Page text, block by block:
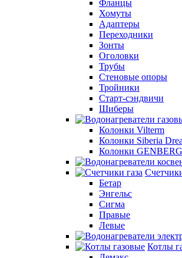
Фланцы
Хомуты
Адаптеры
Переходники
Зонты
Оголовки
Трубы
Стеновые опоры
Тройники
Старт-сэндвичи
Шиберы
Колонки Vilterm
Колонки Siberia
Колонки GENBERG
Бетар
Энгельс
Сигма
Правые
Левые
Котлы